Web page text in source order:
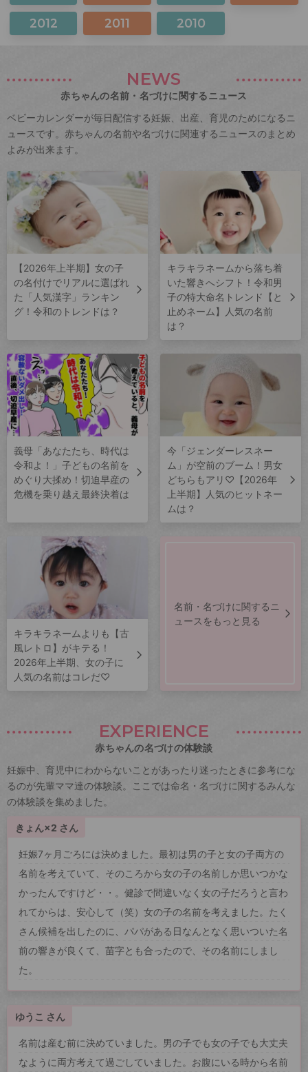
2012 2011 2010
NEWS
赤ちゃんの名前・名づけに関するニュース
ベビーカレンダーが毎日配信する妊娠、出産、育児のためになるニ
ュースです。赤ちゃんの名前や名づけに関連するニュースのまとめ
よみが出来ます。
【2026年上半期】女の子
の名付けでリアルに選ばれ
た「人気漢字」ランキン
グ！令和のトレンドは？
キラキラネームから落ち着
いた響きへシフト！令和男
子の特大命名トレンド【と
止めネーム】人気の名前
は？
義母「あなたたち、時代は
令和よ！」子どもの名前を
めぐり大揉め！切迫早産の
危機を乗り越え最終決着は
今「ジェンダーレスネー
ム」が空前のブーム！男女
どちらもアリ♡【2026年
上半期】人気のヒットネー
ムは？
キラキラネームよりも【古
風レトロ】がキテる！
2026年上半期、女の子に
人気の名前はコレだ♡
名前・名づけに関するニ
ュースをもっと見る
EXPERIENCE
赤ちゃんの名づけの体験談
妊娠中、育児中にわからないことがあったり迷ったときに参考にな
るのが先輩ママ達の体験談。ここでは命名・名づけに関するみんな
の体験談を集めました。
きょん×2 さん
妊娠7ヶ月ごろには決めました。最初は男の子と女の子両方の
名前を考えていて、そのころから女の子の名前しか思いつかな
かったんですけど・・。健診で間違いなく女の子だろうと言わ
れてからは、安心して（笑）女の子の名前を考えました。たく
さん候補を出したのに、パパがある日なんとなく思いついた名
前の響きが良くて、苗字とも合ったので、その名前にしまし
た。
ゆうこ さん
名前は産む前に決めていました。男の子でも女の子でも大丈夫
なように両方考えて過ごしていました。お腹にいる時から名前